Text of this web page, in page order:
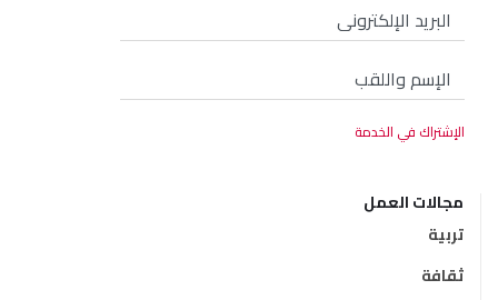
مجالات العمل
تربية
ثقافة